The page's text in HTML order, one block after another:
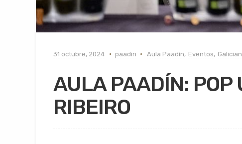
31 octubre, 2024 paadin Aula Paadín, Eventos,
AULA PAADÍN: POP
RIBEIRO